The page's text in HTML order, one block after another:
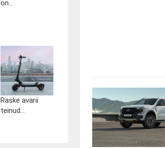
on...
Raske avarii
teinud...